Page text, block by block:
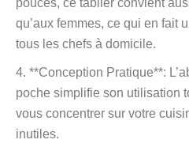
qu’aux femmes, ce qui en fait
tous les chefs à domicile.
4. **Conception Pratique**:
poche simplifie son utilisation
vous concentrer sur votre
inutiles.